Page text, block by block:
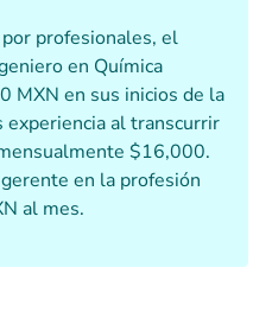
profesionales, el
en Química
MXN en sus inicios de la
experiencia al transcurrir
$16,000.
en la profesión
al mes.